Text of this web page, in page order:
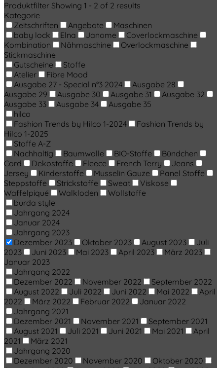
Produktfilter Showing 1 - 2 of 2 results
Kategorie
Zeitschriften
Angebote
Maschinen
baby lock
Elna Janome
Coverlockmaschine
Kombination
Nähmaschine
Overlockmaschine
Stickmaschine
Gutscheine
Stoffe
Atelier
Fibre Mood
Ausgabe 27 - Special n°3 2024
Ausgabe 28
Ausgabe 29
Ausgabe 30 Ausgabe 31
Ausgabe 32
Ausgabe 33
Ausgabe 34
Ausgabe 35
hilco
Fashion Trends by Hilco 1-2024
Fashion Trends by
Hilco 1-2025
Stoffe A-Z
Nachhaltig
Baumwolle BIO-Stoffe
Bündchen
Cord
Dekostoffe Fleece French Terry
Jeans
Jersey
Kinderstoffe Musselin Gauze
Panel Stoffe
Steppstoffe
Strickstoffe Sweat
Viskose
Waffelpiqué
Walkloden
Wollstoffe
burda style
Jahrgang 2024
Januar 2024
Jahrgang 2023
Dezember 2023
Oktober 2023 August 2023
Juli
2023
Juni 2023 Mai 2023 April 2023
März 2023
Januar 2023
Jahrgang 2022
Dezember 2022
November 2022
September 2022
August 2022
Juli 2022 Juni 2022 Mai 2022
April
2022
März 2022 Februar 2022
Januar 2022
Jahrgang 2021
Dezember 2021
November 2021
September 2021
August 2021
Juli 2021 Juni 2021 Mai 2021
April
2021
März 2021
Jahrgang 2020
Dezember 2020
November 2020
Oktober 2020